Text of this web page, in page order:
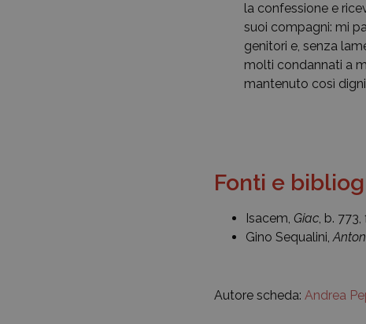
la confessione e
suoi compagni: mi
genitori e, senza
molti condannati a
mantenuto così
Fonti e
Isacem, Giac, b.
Gino Sequalini,
Autore scheda: Andrea